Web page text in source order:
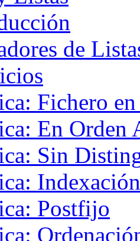
de
Fichero
En Orden
Sin
Indexación
Postfijo